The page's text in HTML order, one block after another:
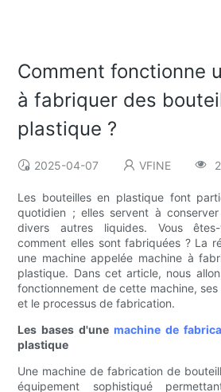
Comment fonctionne
à fabriquer des
plastique ?
2025-04-07 VFINE
Les bouteilles en plastique font
quotidien ; elles servent à conserver
divers autres liquides. Vous
comment elles sont fabriquées ? La
une machine appelée machine à
plastique. Dans cet article, nous
fonctionnement de cette machine,
et le processus de fabrication.
Les bases d'unemachine de
plastique
Une machine de fabrication de
équipement sophistiqué